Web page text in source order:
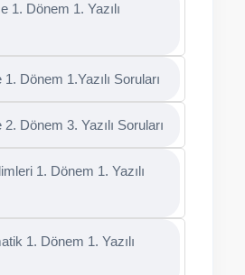
1. Dönem 1. Yazılı
1. Dönem 1.Yazılı Soruları
2. Dönem 3. Yazılı Soruları
1. Dönem 1. Yazılı
1. Dönem 1. Yazılı